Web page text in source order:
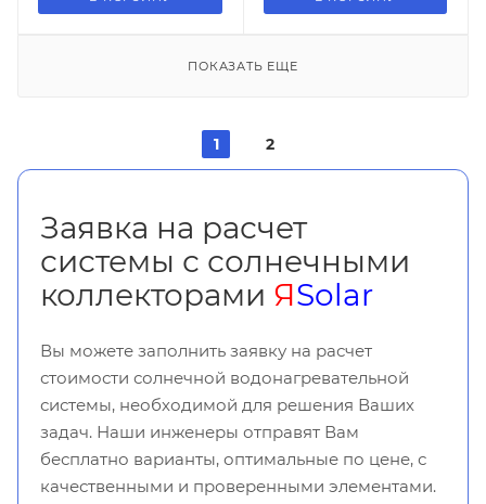
ПОКАЗАТЬ ЕЩЕ
1 2
Заявка на расчет
системы с солнечными
коллекторами ЯSolar
Вы можете заполнить заявку на расчет
стоимости солнечной водонагревательной
системы, необходимой для решения Ваших
задач. Наши инженеры отправят Вам
бесплатно варианты, оптимальные по цене, с
качественными и проверенными элементами.